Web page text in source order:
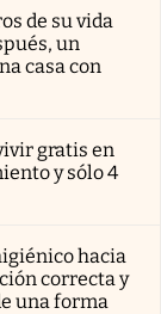
de su vida
un
casa con
gratis en
y sólo 4
hacia
correcta y
una forma